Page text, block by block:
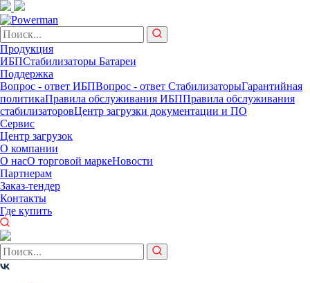
Продукция
ИБПСтабилизаторы Батареи
Поддержка
Вопрос - ответ ИБПВопрос - ответ СтабилизаторыГарантийная
политикаПравила обслуживания ИБППравила обслуживания
стабилизаторовЦентр загрузки документации и ПО
Сервис
Центр загрузок
О компании
О насО торговой маркеНовости
Партнерам
Заказ-тендер
Контакты
Где купить